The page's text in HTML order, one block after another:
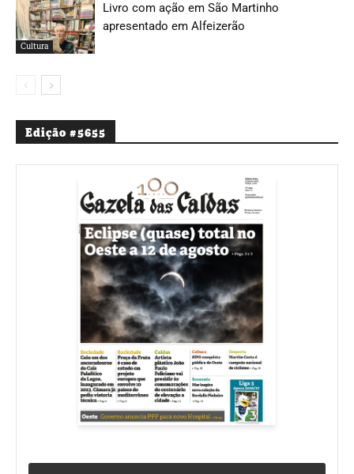
Cultura
Livro com ação em São Martinho
apresentado em Alfeizerão
Edição #5655